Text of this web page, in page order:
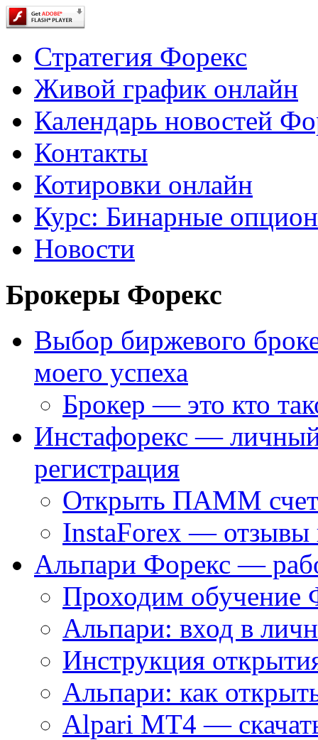
Стратегия Форекс
Живой график онлайн
Календарь новостей
Контакты
Котировки онлайн
Курс: Бинарные
Новости
Брокеры Форекс
Выбор биржевого
моего успеха
Брокер — это кто
Инстафорекс —
регистрация
Открыть ПАММ счет
InstaForex — отзывы
Альпари Форекс —
Проходим обучение
Альпари: вход в
Инструкция
Альпари: как
Alpari MT4 —